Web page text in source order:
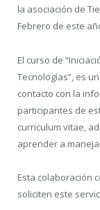
la asociación de
Febrero de este
El curso de
Tecnologías”, es
contacto con la
participantes de
curriculum vitae,
aprender a
Esta colaboración
soliciten este